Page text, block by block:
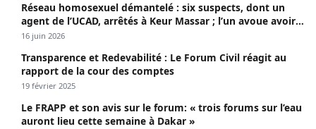
Réseau homosexuel démantelé : six suspects, dont un
agent de l’UCAD, arrêtés à Keur Massar ; l’un avoue avoir
propagé le VIH depuis 2018
16 juin 2026
Transparence et Redevabilité : Le Forum Civil réagit au
rapport de la cour des comptes
19 février 2025
Le FRAPP et son avis sur le forum: « trois forums sur l’eau
auront lieu cette semaine à Dakar »